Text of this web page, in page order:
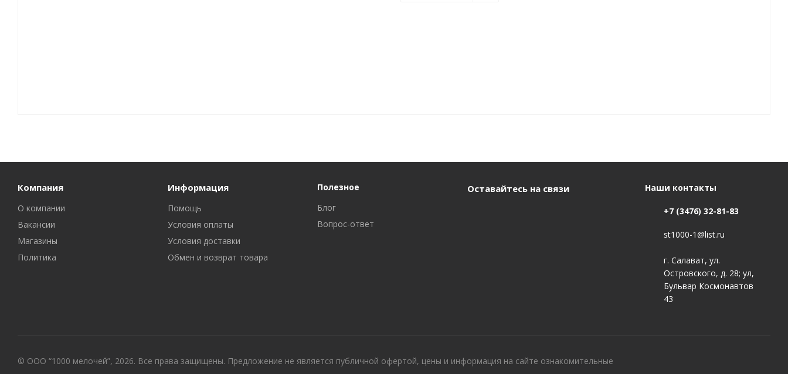
Компания
О компании
Вакансии
Магазины
Политика
Информация
Помощь
Условия оплаты
Условия доставки
Обмен и возврат товара
Полезное
Блог
Вопрос-ответ
Оставайтесь на связи Наши контакты
+7 (3476) 32-81-83
st1000-1@list.ru
г. Салават, ул.
Островского, д. 28; ул,
Бульвар Космонавтов
43
© ООО “1000 мелочей”, 2026. Все права защищены. Предложение не является публичной офертой, цены и информация на сайте ознакомительные